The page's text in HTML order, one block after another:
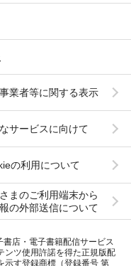
業者等に関する表示
サービスに向けて
の利用について
まのご利用端末から
の外部送信について
店・電子書籍配信サービス
ンツ使用許諾を得た正規版配
示す登録商標（登録番号 第